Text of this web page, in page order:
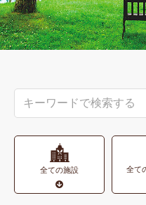
全ての施設 全て